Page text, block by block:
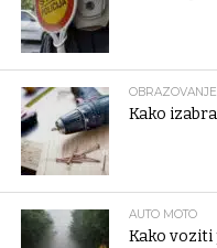
OBRAZOVANJE
Kako
AUTO MOTO
Kako voziti